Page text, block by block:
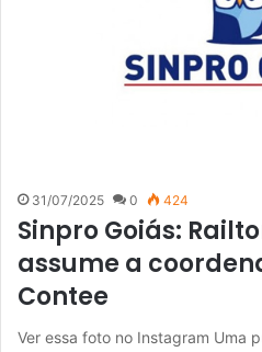
31/07/2025 0 424
Sinpro Goiás:
assume a
Contee
Ver essa foto no Instagram Uma